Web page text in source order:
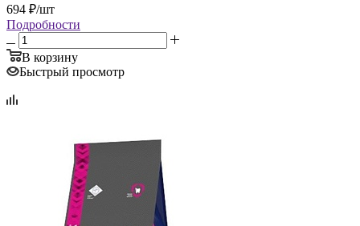
694 ₽/шт
Подробности
В корзину
Быстрый просмотр